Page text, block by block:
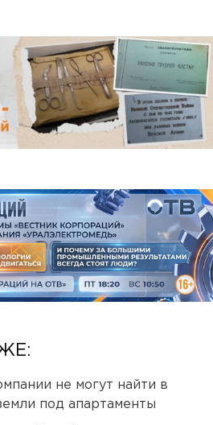
не могут найти в
под апартаменты